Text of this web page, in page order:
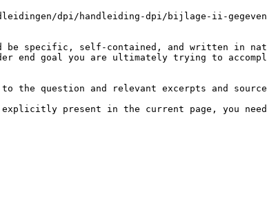
dpi/handleiding-dpi/bijlage-ii-
be specific, self-contained, and written in
end goal you are ultimately trying to
the question and relevant excerpts and
explicitly present in the current page, you